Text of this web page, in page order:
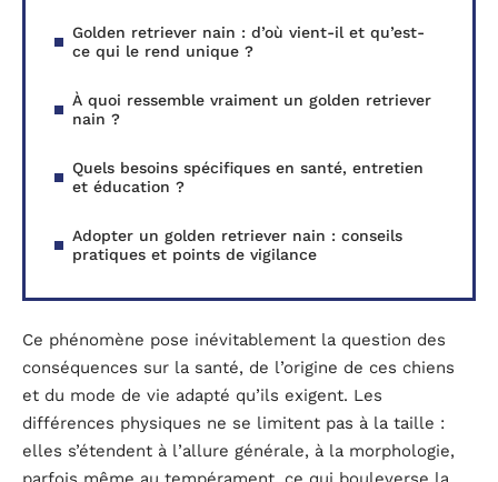
Golden retriever nain : d’où vient-il et qu’est-
ce qui le rend unique ?
À quoi ressemble vraiment un golden retriever
nain ?
Quels besoins spécifiques en santé, entretien
et éducation ?
Adopter un golden retriever nain : conseils
pratiques et points de vigilance
Ce phénomène pose inévitablement la question des
conséquences sur la santé, de l’origine de ces chiens
et du mode de vie adapté qu’ils exigent. Les
différences physiques ne se limitent pas à la taille :
elles s’étendent à l’allure générale, à la morphologie,